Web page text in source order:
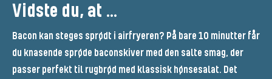
Vidste du, at …
Bacon kan steges sprødt i airfryeren? På bare 10 minutter får
du knasende sprøde baconskiver med den salte smag, der
passer perfekt til rugbrød med klassisk hønsesalat. Det